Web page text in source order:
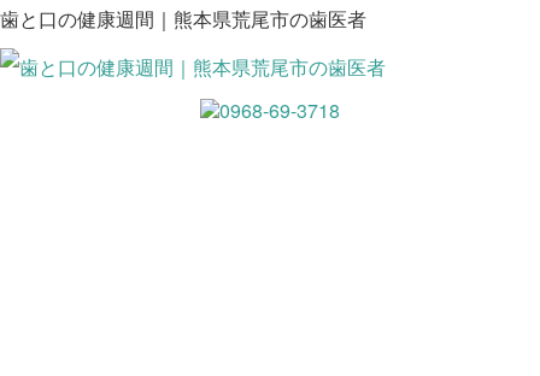
歯と口の健康週間｜熊本県荒尾市の歯医者